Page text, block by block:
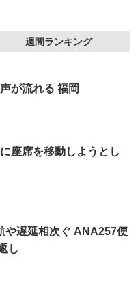
週間ランキング
が流れる 福岡
座席を移動しようとし
や遅延相次ぐ ANA257便
し